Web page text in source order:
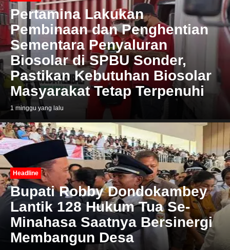
Pertamina Lakukan
Pembinaan dan Penghentian
Sementara Penyaluran
Biosolar di SPBU Sonder,
Pastikan Kebutuhan Biosolar
Masyarakat Tetap Terpenuhi
1 minggu yang lalu
Headline
Bupati Robby Dondokambey
Lantik 128 Hukum Tua Se-
Minahasa Saatnya Bersinergi
Membangun Desa